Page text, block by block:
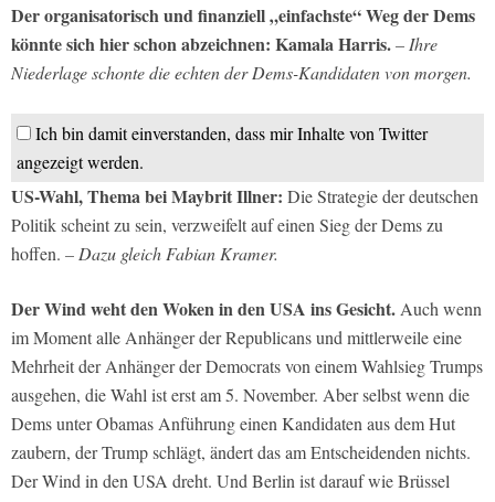
Der organisatorisch und finanziell „einfachste“ Weg der Dems
könnte sich hier schon abzeichnen: Kamala Harris.– Ihre
Niederlage schonte die echten der Dems-Kandidaten von morgen.
Ich bin damit einverstanden, dass mir Inhalte von Twitter
angezeigt werden.
US-Wahl, Thema bei Maybrit Illner: Die Strategie der deutschen
Politik scheint zu sein, verzweifelt auf einen Sieg der Dems zu
hoffen. – Dazu gleich Fabian Kramer.
Der Wind weht den Woken in den USA ins Gesicht. Auch wenn
im Moment alle Anhänger der Republicans und mittlerweile eine
Mehrheit der Anhänger der Democrats von einem Wahlsieg Trumps
ausgehen, die Wahl ist erst am 5. November. Aber selbst wenn die
Dems unter Obamas Anführung einen Kandidaten aus dem Hut
zaubern, der Trump schlägt, ändert das am Entscheidenden nichts.
Der Wind in den USA dreht. Und Berlin ist darauf wie Brüssel